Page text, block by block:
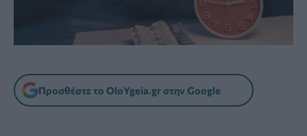
Προσθέστε το OloYgeia.gr στην Google